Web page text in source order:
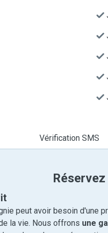
Vérification SMS
peut avoir besoin d'une
la vie. Nous offrons une